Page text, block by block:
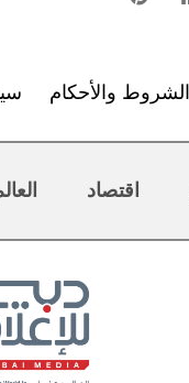
الشروط والأحكام
اقتصاد